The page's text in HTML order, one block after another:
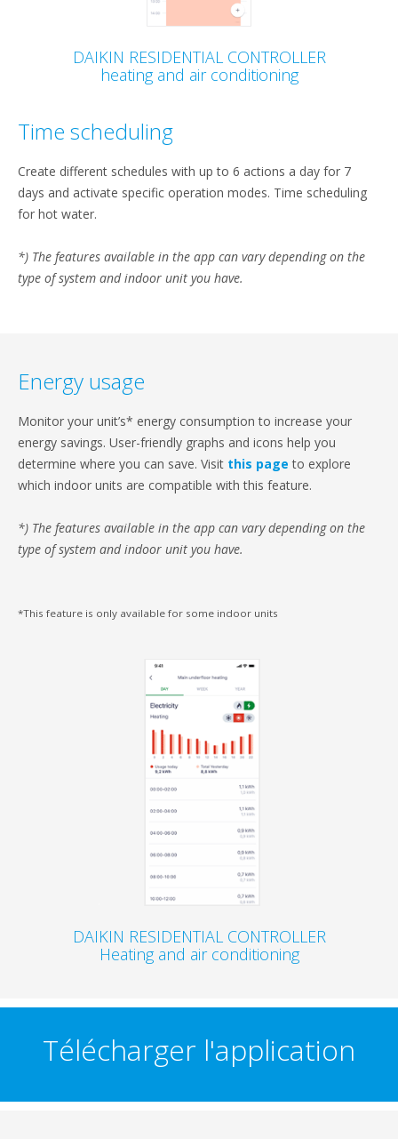
DAIKIN RESIDENTIAL CONTROLLER
heating and air conditioning
Time scheduling
Create different schedules with up to 6 actions a day for 7
days and activate specific operation modes. Time scheduling
for hot water.
*) The features available in the app can vary depending on the
type of system and indoor unit you have.
Energy usage
Monitor your unit’s* energy consumption to increase your
energy savings. User-friendly graphs and icons help you
determine where you can save. Visit this page to explore
which indoor units are compatible with this feature.
*) The features available in the app can vary depending on the
type of system and indoor unit you have.
*This feature is only available for some indoor units
DAIKIN RESIDENTIAL CONTROLLER
Heating and air conditioning
Télécharger l'application